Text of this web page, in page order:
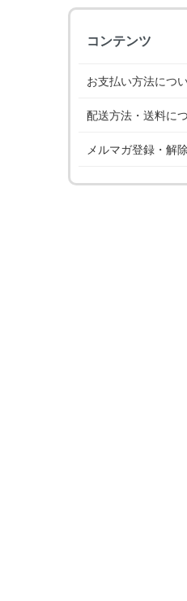
コンテンツ
お支払い方法につ
配送方法・送料に
メルマガ登録・解除